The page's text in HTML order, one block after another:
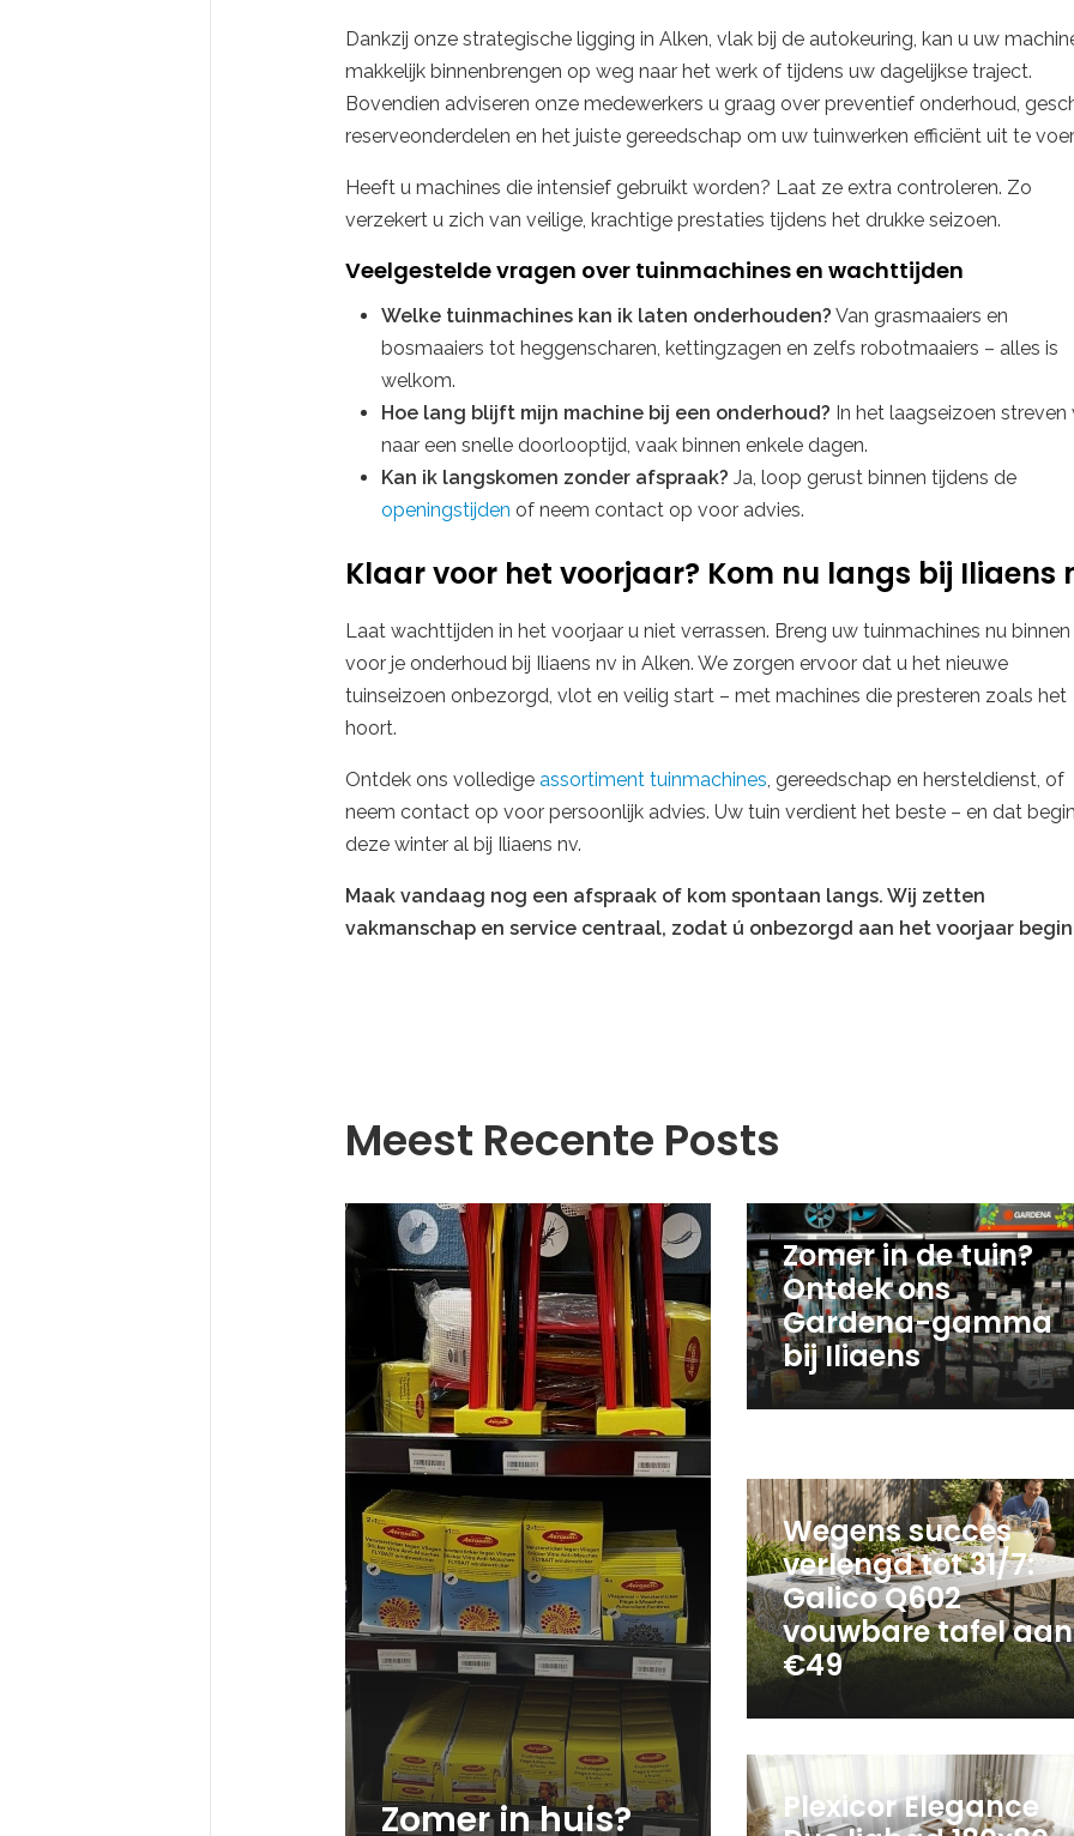
Dankzij onze strategische ligging in Alken, vlak bij de autokeuring, kan u uw
makkelijk binnenbrengen op weg naar het werk of tijdens uw dagelijkse traject.
Bovendien adviseren onze medewerkers u graag over preventief onderhoud,
reserveonderdelen en het juiste gereedschap om uw tuinwerken efficiënt uit te
Heeft u machines die intensief gebruikt worden? Laat ze extra controleren. Zo
verzekert u zich van veilige, krachtige prestaties tijdens het drukke seizoen.
Veelgestelde vragen over tuinmachines en wachttijden
Welke tuinmachines kan ik laten onderhouden? Van grasmaaiers en
bosmaaiers tot heggenscharen, kettingzagen en zelfs robotmaaiers – alles is
welkom.
Hoe lang blijft mijn machine bij een onderhoud? In het laagseizoen streven
naar een snelle doorlooptijd, vaak binnen enkele dagen.
Kan ik langskomen zonder afspraak? Ja, loop gerust binnen tijdens de
openingstijden of neem contact op voor advies.
Klaar voor het voorjaar? Kom nu langs bij Iliaens
Laat wachttijden in het voorjaar u niet verrassen. Breng uw tuinmachines nu binnen
voor je onderhoud bij Iliaens nv in Alken. We zorgen ervoor dat u het nieuwe
tuinseizoen onbezorgd, vlot en veilig start – met machines die presteren zoals het
hoort.
Ontdek ons volledige assortiment tuinmachines, gereedschap en hersteldienst, of
neem contact op voor persoonlijk advies. Uw tuin verdient het beste – en dat
deze winter al bij Iliaens nv.
Maak vandaag nog een afspraak of kom spontaan langs. Wij zetten
vakmanschap en service centraal, zodat ú onbezorgd aan het voorjaar
Meest Recente Posts
Zomer in huis?
Zomer in de tuin?
Ontdek ons
Gardena-gamma
bij Iliaens
Wegens succes
verlengd tot 31/7:
Galico Q602
vouwbare tafel aan
€49
Plexicor Elegance